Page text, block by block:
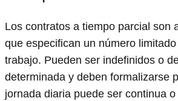
Los contratos a tiempo parcial son
que especifican un número
trabajo. Pueden ser indefinidos o
determinada y deben formalizarse
jornada diaria puede ser continua